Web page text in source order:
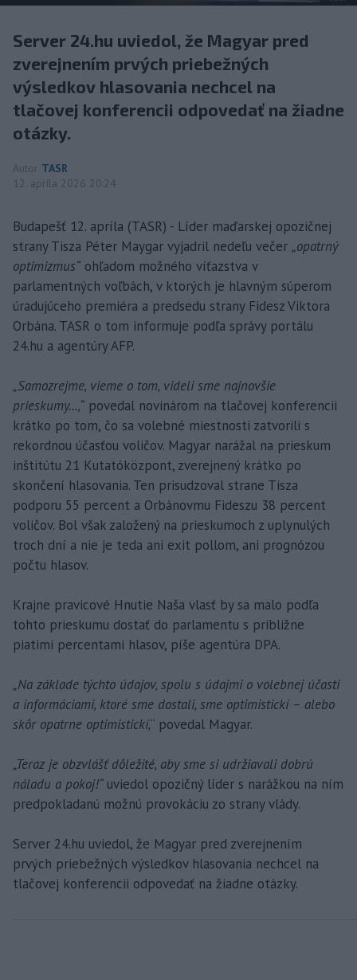
Server 24.hu uviedol, že Magyar pred
zverejnením prvých priebežných
výsledkov hlasovania nechcel na
tlačovej konferencii odpovedať na žiadne
otázky.
Autor TASR
12. apríla 2026 20:24
Budapešť 12. apríla (TASR) - Líder maďarskej opozičnej
strany Tisza Péter Maygar vyjadril nedeľu večer „opatrný
optimizmus“ ohľadom možného víťazstva v
parlamentných voľbách, v ktorých je hlavným súperom
úradujúceho premiéra a predsedu strany Fidesz Viktora
Orbána. TASR o tom informuje podľa správy portálu
24.hu a agentúry AFP.
„Samozrejme, vieme o tom, videli sme najnovšie
prieskumy...,“ povedal novinárom na tlačovej konferencii
krátko po tom, čo sa volebné miestnosti zatvorili s
rekordnou účasťou voličov. Magyar narážal na prieskum
inštitútu 21 Kutatóközpont, zverejnený krátko po
skončení hlasovania. Ten prisudzoval strane Tisza
podporu 55 percent a Orbánovmu Fideszu 38 percent
voličov. Bol však založený na prieskumoch z uplynulých
troch dní a nie je teda ani exit pollom, ani prognózou
počtu hlasov.
Krajne pravicové Hnutie Naša vlasť by sa malo podľa
tohto prieskumu dostať do parlamentu s približne
piatimi percentami hlasov, píše agentúra DPA.
„Na základe týchto údajov, spolu s údajmi o volebnej účasti
a informáciami, ktoré sme dostali, sme optimistickí – alebo
skôr opatrne optimistickí,“ povedal Magyar.
„Teraz je obzvlášť dôležité, aby sme si udržiavali dobrú
náladu a pokoj!“ uviedol opozičný líder s narážkou na ním
predpokladanú možnú provokáciu zo strany vlády.
Server 24.hu uviedol, že Magyar pred zverejnením
prvých priebežných výsledkov hlasovania nechcel na
tlačovej konferencii odpovedať na žiadne otázky.